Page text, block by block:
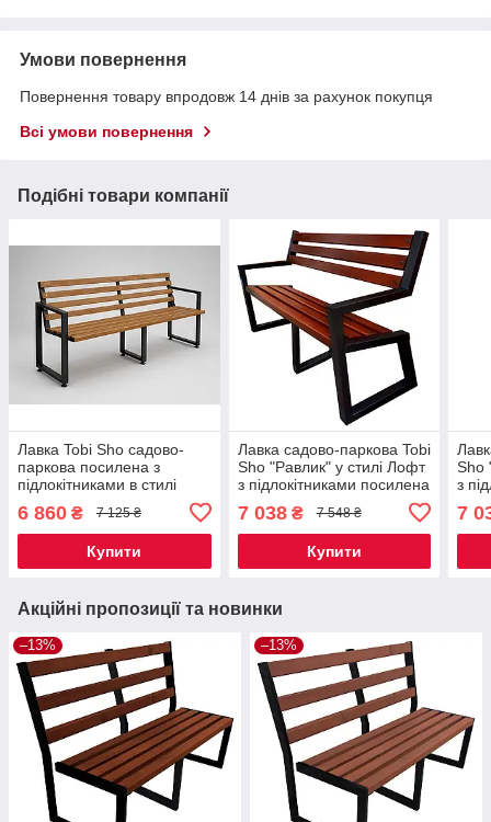
Умови повернення
Повернення товару впродовж 14 днів за рахунок покупця
Всі умови повернення
Подібні товари компанії
Лавка Tobi Sho садово-
паркова посилена з
підлокітниками в стилі
6 860 ₴ 7 125 ₴
Купити
Лавка садово-паркова Tobi
Sho "Равлик" у стилі Лофт
з підлокітниками посилена
7 038₴ 7 548 ₴
Купити
Sho
з
7
Акційні пропозиції та новинки
–13% –13%